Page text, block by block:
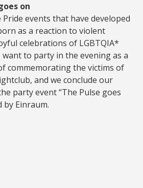
on
Pride events that have developed
as a reaction to violent
celebrations of LGBTQIA*
want to party in the evening as a
commemorating the victims of
and we conclude our
party event “The Pulse goes
by Einraum.